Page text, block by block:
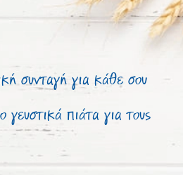
συνταγή για κάθε σου
γευστικά πιάτα για τους